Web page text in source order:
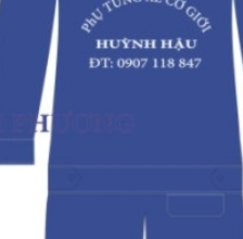
áo chịu nhiệt cách
áo chống điện từ
áo mưa
mã vải